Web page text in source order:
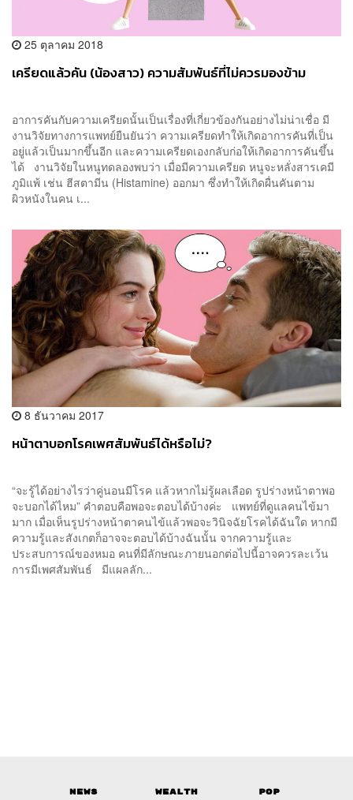
25 ตุลาคม 2018
เครียดแล้วคัน (น้องสาว) ความสัมพันธ์ที่ไม่ควรมองข้าม
อาการคันกับความเครียดนั้นเป็นเรื่องที่เกี่ยวข้องกันอย่างไม่น่าเชื่อ มี
งานวิจัยทางการแพทย์ยืนยันว่า ความเครียดทำให้เกิดอาการคันที่เป็น
อยู่แล้วเป็นมากขึ้นอีก และความเครียดเองกลับก่อให้เกิดอาการคันขึ้น
ได้ งานวิจัยในหนูทดลองพบว่า เมื่อมีความเครียด หนูจะหลั่งสารเคมี
ภูมิแพ้ เช่น ฮีสตามีน (Histamine) ออกมา ซึ่งทำให้เกิดผื่นคันตาม
ผิวหนังในคน เ...
8 ธันวาคม 2017
หน้าตาบอกโรคเพศสัมพันธ์ได้หรือไม่?
“จะรู้ได้อย่างไรว่าคู่นอนมีโรค แล้วหากไม่รู้ผลเลือด รูปร่างหน้าตาพอ
จะบอกได้ไหม” คำตอบคือพอจะตอบได้บ้างค่ะ แพทย์ที่ดูแลคนไข้มา
มาก เมื่อเห็นรูปร่างหน้าตาคนไข้แล้วพอจะวินิจฉัยโรคได้ฉันใด หากมี
ความรู้และสังเกตก็อาจจะตอบได้บ้างฉันนั้น จากความรู้และ
ประสบการณ์ของหมอ คนที่มีลักษณะภายนอกต่อไปนี้อาจควรละเว้น
การมีเพศสัมพันธ์ มีแผลลัก...
News Wealth Pop